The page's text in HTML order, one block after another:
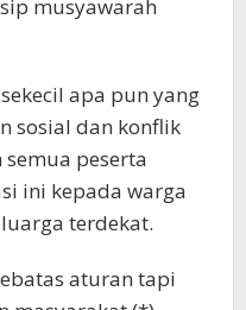
musyawarah
apa pun yang
sosial dan konflik
peserta
ini kepada warga
terdekat.
aturan tapi